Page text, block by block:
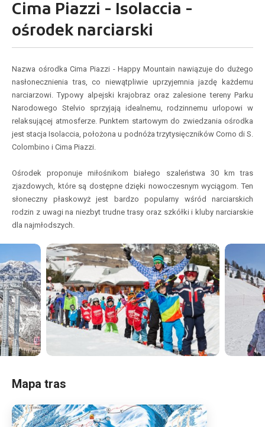
Cima Piazzi - Isolaccia -
ośrodek narciarski
Nazwa ośrodka Cima Piazzi - Happy Mountain nawiązuje do dużego
nasłonecznienia tras, co niewątpliwie uprzyjemnia jazdę każdemu
narciarzowi. Typowy alpejski krajobraz oraz zalesione tereny Parku
Narodowego Stelvio sprzyjają idealnemu, rodzinnemu urlopowi w
relaksującej atmosferze. Punktem startowym do zwiedzania ośrodka
jest stacja Isolaccia, położona u podnóża trzytysięczników Corno di S.
Colombino i Cima Piazzi.
Ośrodek proponuje miłośnikom białego szaleństwa 30 km tras
zjazdowych, które są dostępne dzięki nowoczesnym wyciągom. Ten
słoneczny płaskowyż jest bardzo popularny wśród narciarskich
rodzin z uwagi na niezbyt trudne trasy oraz szkółki i kluby narciarskie
dla najmłodszych.
Mapa tras